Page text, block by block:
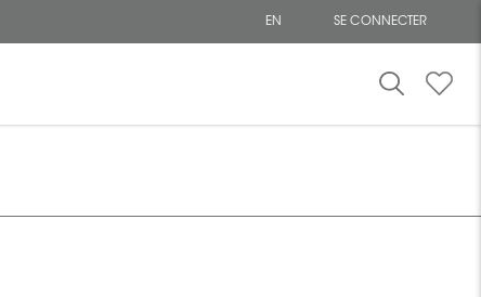
EN
SE CONNECTER